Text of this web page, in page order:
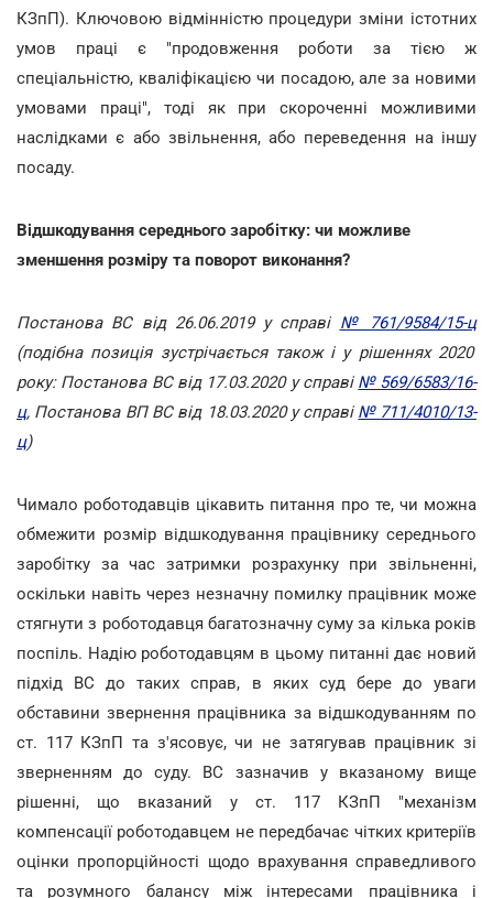
КЗпП). Ключовою відмінністю процедури зміни істотних
умов праці є "продовження роботи за тією ж
спеціальністю, кваліфікацією чи посадою, але за новими
умовами праці", тоді як при скороченні можливими
наслідками є або звільнення, або переведення на іншу
посаду.
Відшкодування середнього заробітку: чи можливе
зменшення розміру та поворот виконання?
Постанова ВС від 26.06.2019 у справі № 761/9584/15-ц
(подібна позиція зустрічається також і у рішеннях 2020
року: Постанова ВС від 17.03.2020 у справі № 569/6583/16-
ц, Постанова ВП ВС від 18.03.2020 у справі № 711/4010/13-
ц)
Чимало роботодавців цікавить питання про те, чи можна
обмежити розмір відшкодування працівнику середнього
заробітку за час затримки розрахунку при звільненні,
оскільки навіть через незначну помилку працівник може
стягнути з роботодавця багатозначну суму за кілька років
поспіль. Надію роботодавцям в цьому питанні дає новий
підхід ВС до таких справ, в яких суд бере до уваги
обставини звернення працівника за відшкодуванням по
ст. 117 КЗпП та з'ясовує, чи не затягував працівник зі
зверненням до суду. ВС зазначив у вказаному вище
рішенні, що вказаний у ст. 117 КЗпП "механізм
компенсації роботодавцем не передбачає чітких критеріїв
оцінки пропорційності щодо врахування справедливого
та розумного балансу між інтересами працівника і